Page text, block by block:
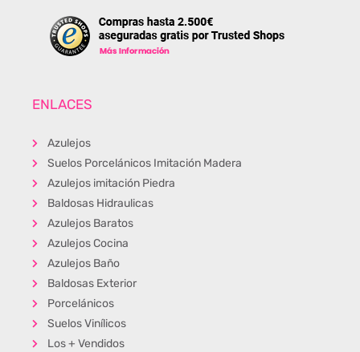
ENLACES
Azulejos
Suelos Porcelánicos Imitación Madera
Azulejos imitación Piedra
Baldosas Hidraulicas
Azulejos Baratos
Azulejos Cocina
Azulejos Baño
Baldosas Exterior
Porcelánicos
Suelos Vinílicos
Los + Vendidos